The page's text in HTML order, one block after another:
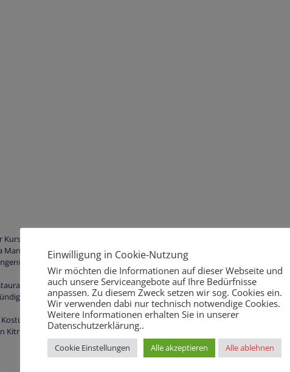
1 in der
ein Stück in
hidalgo Don
Mit
Ballettbesuch
sowie
Kitri und Basilio im
Einwilligung in Cookie-Nutzung
Wir möchten die Informationen auf dieser Webseite und
auch unsere Serviceangebote auf Ihre Bedürfnisse
anpassen. Zu diesem Zweck setzen wir sog. Cookies ein.
Wir verwenden dabi nur technisch notwendige Cookies.
Weitere Informationen erhalten Sie in unserer
Datenschutzerklärung..
Cookie Einstellungen Alle akzeptieren Alle ablehnen